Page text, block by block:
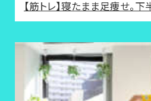
【筋トレ】寝たまま足痩せ。